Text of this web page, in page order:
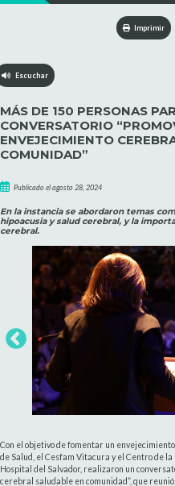
Imprimir
Escuchar
MÁS DE 150 PERSONAS
CONVERSATORIO
ENVEJECIMIENTO
COMUNIDAD”
Publicado el agosto 28, 2024
En la instancia se abordaron temas
hipoacusia y salud cerebral, y la
cerebral.
Con el objetivo de fomentar un
de Salud, el Cesfam Vitacura y el Centro de
Hospital del Salvador, realizaron un
cerebral saludable en comunidad”, que